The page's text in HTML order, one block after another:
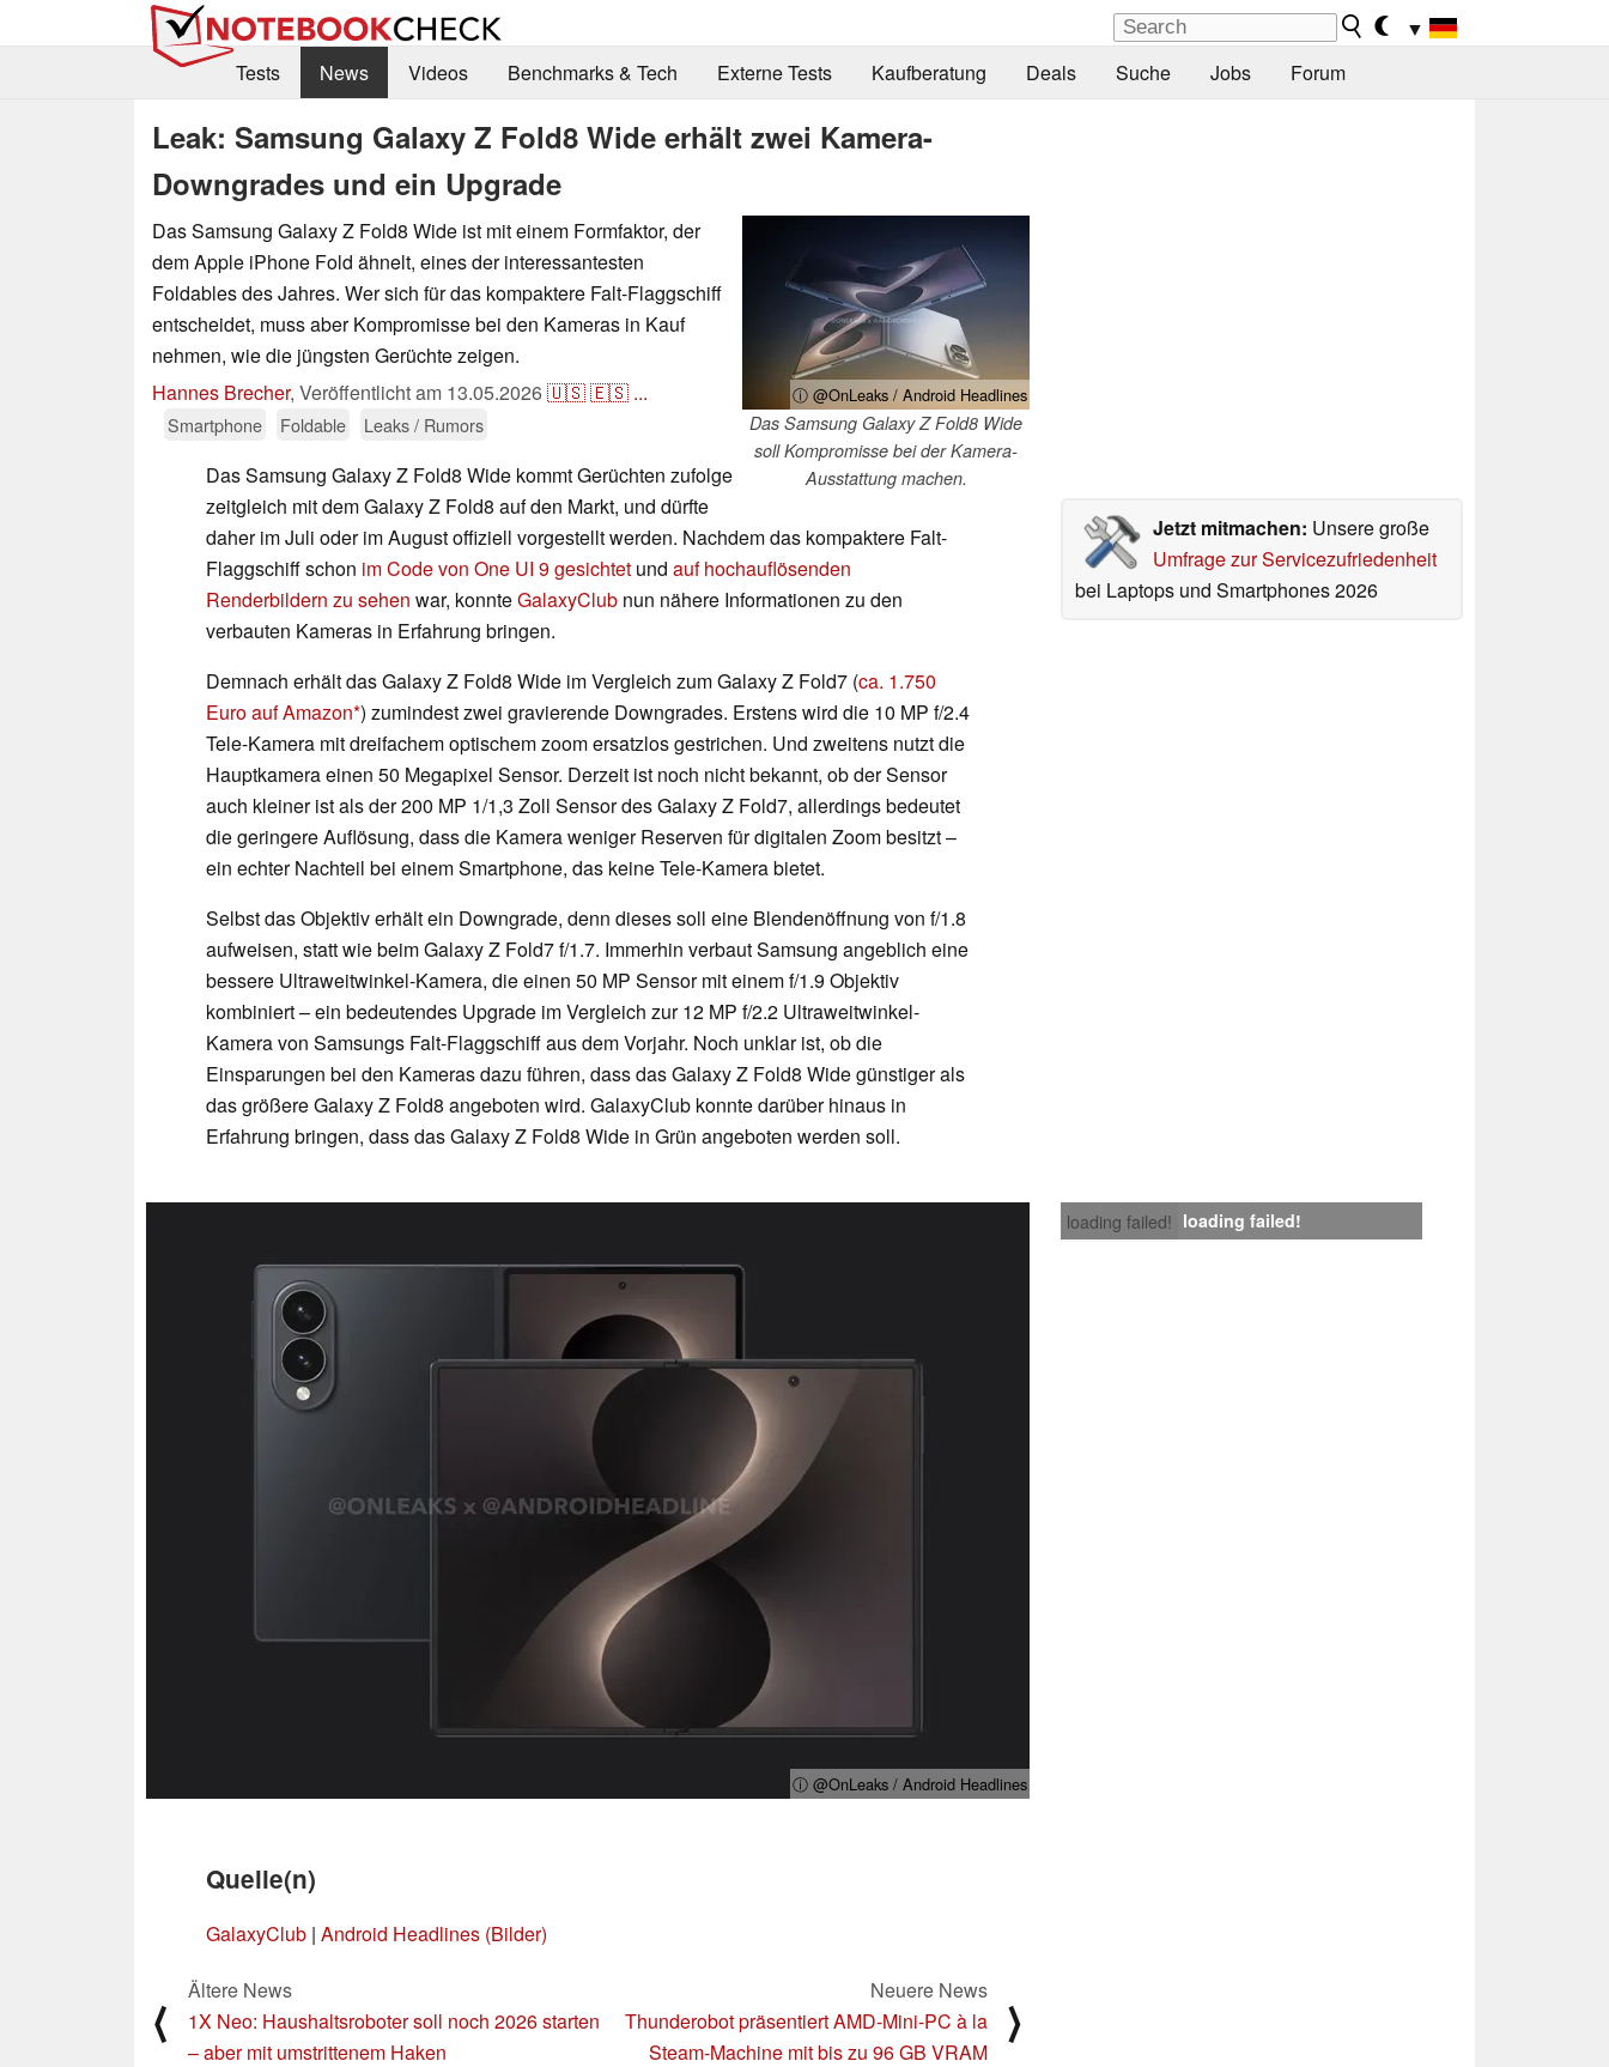
▼
Tests
News Videos Benchmarks & Tech Externe Tests Kaufberatung Deals Suche Jobs Forum
Leak: Samsung Galaxy Z Fold8 Wide erhält zwei Kamera-
Downgrades und ein Upgrade
ⓘ @OnLeaks / Android Headlines
Das Samsung Galaxy Z Fold8 Wide
soll Kompromisse bei der Kamera-
Ausstattung machen.
Das Samsung Galaxy Z Fold8 Wide ist mit einem Formfaktor, der
dem Apple iPhone Fold ähnelt, eines der interessantesten
Foldables des Jahres. Wer sich für das kompaktere Falt-Flaggschiff
entscheidet, muss aber Kompromisse bei den Kameras in Kauf
nehmen, wie die jüngsten Gerüchte zeigen.
Hannes Brecher, Veröffentlicht am 13.05.2026🇺🇸🇪🇸 ...
Smartphone Foldable Leaks / Rumors
Jetzt mitmachen: Unsere große
Umfrage zur Servicezufriedenheit
bei Laptops und Smartphones 2026
Das Samsung Galaxy Z Fold8 Wide kommt Gerüchten zufolge
zeitgleich mit dem Galaxy Z Fold8 auf den Markt, und dürfte
daher im Juli oder im August offiziell vorgestellt werden. Nachdem das kompaktere Falt-
Flaggschiff schon im Code von One UI 9 gesichtet und auf hochauflösenden
Renderbildern zu sehen war, konnteGalaxyClub nun nähere Informationen zu den
verbauten Kameras in Erfahrung bringen.
Demnach erhält das Galaxy Z Fold8 Wide im Vergleich zum Galaxy Z Fold7 (ca. 1.750
Euro auf Amazon ) zumindest zwei gravierende Downgrades. Erstens wird die 10 MP f/2.4
Tele-Kamera mit dreifachem optischem zoom ersatzlos gestrichen. Und zweitens nutzt die
Hauptkamera einen 50 Megapixel Sensor. Derzeit ist noch nicht bekannt, ob der Sensor
auch kleiner ist als der 200 MP 1/1,3 Zoll Sensor des Galaxy Z Fold7, allerdings bedeutet
die geringere Auflösung, dass die Kamera weniger Reserven für digitalen Zoom besitzt –
ein echter Nachteil bei einem Smartphone, das keine Tele-Kamera bietet.
Selbst das Objektiv erhält ein Downgrade, denn dieses soll eine Blendenöffnung von f/1.8
aufweisen, statt wie beim Galaxy Z Fold7 f/1.7. Immerhin verbaut Samsung angeblich eine
bessere Ultraweitwinkel-Kamera, die einen 50 MP Sensor mit einem f/1.9 Objektiv
kombiniert – ein bedeutendes Upgrade im Vergleich zur 12 MP f/2.2 Ultraweitwinkel-
Kamera von Samsungs Falt-Flaggschiff aus dem Vorjahr. Noch unklar ist, ob die
Einsparungen bei den Kameras dazu führen, dass das Galaxy Z Fold8 Wide günstiger als
das größere Galaxy Z Fold8 angeboten wird. GalaxyClub konnte darüber hinaus in
Erfahrung bringen, dass das Galaxy Z Fold8 Wide in Grün angeboten werden soll.
loading failed! loading failed!
ⓘ @OnLeaks / Android Headlines
Quelle(n)
GalaxyClub | Android Headlines (Bilder)
⟨
Ältere News
1X Neo: Haushaltsroboter soll noch 2026 starten
– aber mit umstrittenem Haken
Neuere News
Thunderobot präsentiert AMD-Mini-PC à la
Steam-Machine mit bis zu 96 GB VRAM
⟩